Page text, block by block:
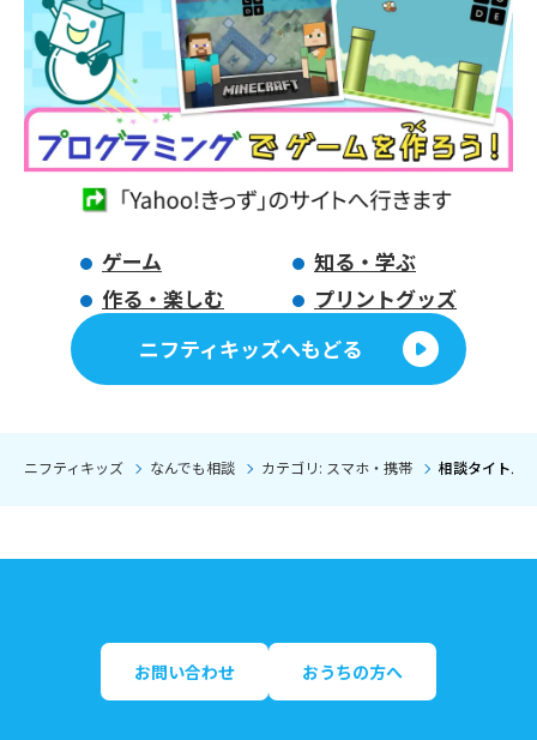
ゲーム
知る・学ぶ
作る・楽しむ
プリントグッズ
ニフティキッズへもどる
ニフティキッズ なんでも相談 カテゴリ: スマホ・携帯 相談タイトル:
お問い合わせ おうちの方へ